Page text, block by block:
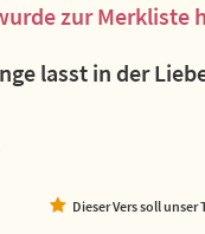
zur Merkliste
lasst in der
Dieser Vers soll